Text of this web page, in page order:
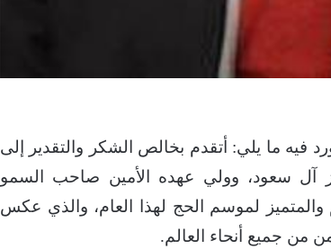
فيه ما يلي: أتقدم بخالص الشكر والتقدير إلى
آل سعود، وولي عهده الأمين صاحب السمو
لموسم الحج لهذا العام، والذي عكس
من جميع أنحاء العالم.